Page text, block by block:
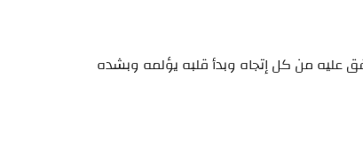
عليه من كل إتجاه وبدأ قلبه يؤلمه وبشده